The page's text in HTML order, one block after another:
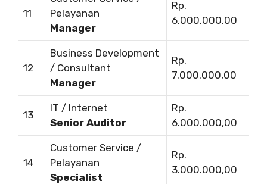
11
Pelayanan
Manager
Rp.
6.000.000,00
12
Business Development
/ Consultant
Manager
Rp.
7.000.000,00
13
IT / Internet
Senior Auditor
Rp.
6.000.000,00
14
Customer Service /
Pelayanan
Specialist
Rp.
3.000.000,00